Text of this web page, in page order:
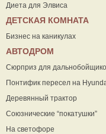
Диета для Элвиса
ДЕТСКАЯ КОМНАТА
Бизнес на каникулах
АВТОДРОМ
Сюрприз для
Понтифик пересел на
Деревянный трактор
Союзнические “покатушки”
На светофоре